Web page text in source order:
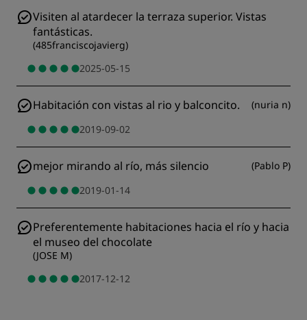
Visiten al atardecer la terraza superior. Vistas
fantásticas.
(485franciscojavierg)
2025-05-15
Habitación con vistas al rio y balconcito. (nuria n)
2019-09-02
mejor mirando al río, más silencio (Pablo P)
2019-01-14
Preferentemente habitaciones hacia el río y hacia
el museo del chocolate
(JOSE M)
2017-12-12